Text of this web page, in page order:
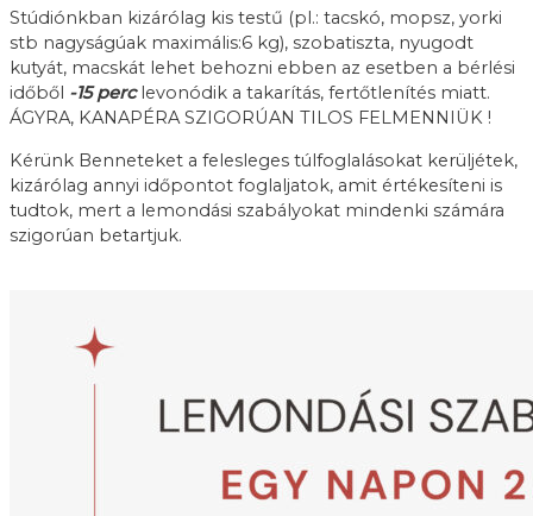
Stúdiónkban kizárólag kis testű (pl.: tacskó, mopsz, yorki
stb nagyságúak maximális:6 kg), szobatiszta, nyugodt
kutyát, macskát lehet behozni ebben az esetben a bérlési
időből -15 perclevonódik a takarítás, fertőtlenítés miatt.
ÁGYRA, KANAPÉRA SZIGORÚAN TILOS FELMENNIÜK !
Kérünk Benneteket a felesleges túlfoglalásokat kerüljétek,
kizárólag annyi időpontot foglaljatok, amit értékesíteni is
tudtok, mert a lemondási szabályokat mindenki számára
szigorúan betartjuk.